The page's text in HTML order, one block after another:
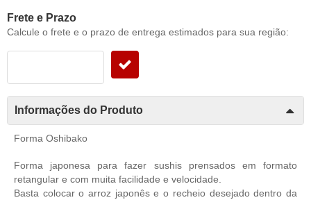
Frete e Prazo
Calcule o frete e o prazo de entrega estimados para sua região:
Informações do Produto
Forma Oshibako
Forma japonesa para fazer sushis prensados em formato
retangular e com muita facilidade e velocidade.
Basta colocar o arroz japonês e o recheio desejado dentro da